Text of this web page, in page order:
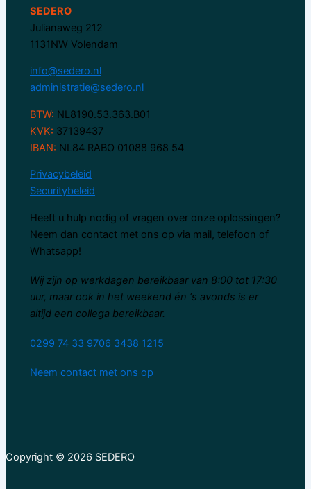
SEDERO
Julianaweg 212
1131NW Volendam
info@sedero.nl
administratie@sedero.nl
BTW: NL8190.53.363.B01
KVK: 37139437
IBAN: NL84 RABO 01088 968 54
Privacybeleid
Securitybeleid
Heeft u hulp nodig of vragen over onze oplossingen?
Neem dan contact met ons op via mail, telefoon of
Whatsapp!
Wij zijn op werkdagen bereikbaar van 8:00 tot 17:30
uur, maar ook in het weekend én ‘s avonds is er
altijd een collega bereikbaar.
0299 74 33 9706 3438 1215
Neem contact met ons op
Copyright © 2026 SEDERO